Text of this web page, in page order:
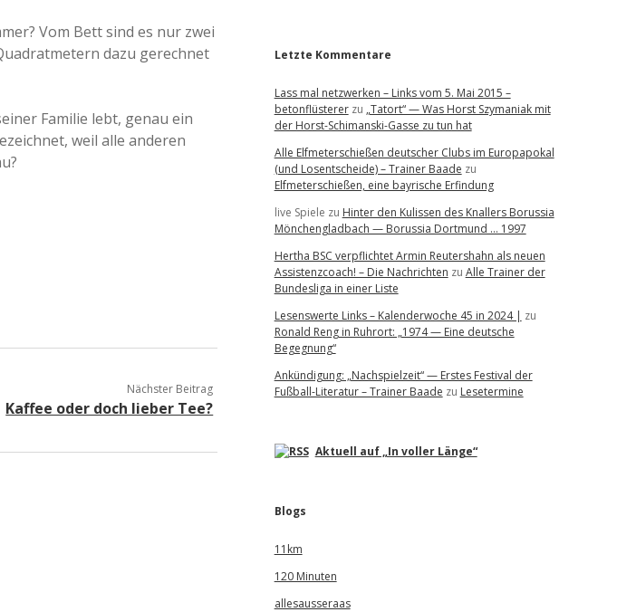
Vom Bett sind es nur zwei
dazu gerechnet
Familie lebt, genau ein
weil alle anderen
Nächster Beitrag
Kaffee oder doch lieber Tee?
Letzte Kommentare
Lass mal netzwerken – Links vom 5. Mai 2015 –
betonflüstererzu „Tatort“ — Was Horst Szymaniak mit
der Horst-Schimanski-Gasse zu tun hat
Alle Elfmeterschießen deutscher Clubs im Europapokal
(und Losentscheide) – Trainer Baade zu
Elfmeterschießen, eine bayrische Erfindung
live Spiele zu Hinter den Kulissen des Knallers Borussia
Mönchengladbach — Borussia Dortmund … 1997
Hertha BSC verpflichtet Armin Reutershahn als neuen
Assistenzcoach! – Die Nachrichten zu Alle Trainer der
Bundesliga in einer Liste
Lesenswerte Links – Kalenderwoche 45 in 2024 | zu
Ronald Reng in Ruhrort: „1974 — Eine deutsche
Begegnung“
Ankündigung: „Nachspielzeit“ — Erstes Festival der
Fußball-Literatur – Trainer Baade zu Lesetermine
Aktuell auf „In voller Länge“
Blogs
11km
120 Minuten
allesausseraas